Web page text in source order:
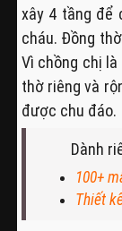
xây 4 tầng để
cháu. Đồng
Vì chồng chị
thờ riêng và
được chu đáo.
Dành
100+
Thiết